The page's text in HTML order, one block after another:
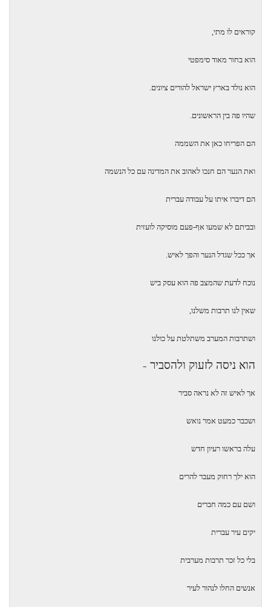
קוראים לו מתי,
הוא בחור מאוד סימפטי
הוא נולד בארץ ישראל להורים ציונים.
שהיו פה בין הראשונים.
הם הפריחו כאן את השממה
ואת הנער הם חנכו לאהוב את המדינה עם כל הנשמה
הם דיברו איתו על עבודה עברית
ובביתם לא שמעו אף-פעם מוסיקה לועזית
אך ככל שגדל הנער והפך לאיש.
נוכח לדעת שהמצב פה הוא עסק ביש
שאין לנו תרבות משלנו,
ושתרבות המערב משתלטת על כולנו
הוא ניסה לזעוק ולהסביר –
אך לאיש זה לא נראה סביר
ושכבר כמעט אמר נואש
עלה בראשו רעיון חדש
הוא ילך רחוק מעבר להרים
ושם עם כמה חברים
יקים עיר עברית
בלי כל זכר תרבות מערבית
אנשים החלו לנהור לעיר